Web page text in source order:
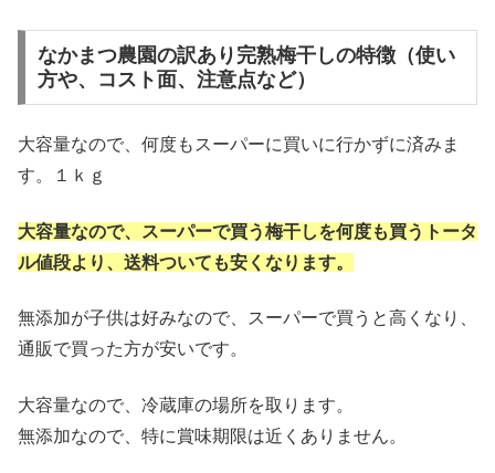
なかまつ農園の訳あり完熟梅干しの特徴（使い
方や、コスト面、注意点など）
大容量なので、何度もスーパーに買いに行かずに済みま
す。１ｋｇ
大容量なので、スーパーで買う梅干しを何度も買うトータ
ル値段より、送料ついても安くなります。
無添加が子供は好みなので、スーパーで買うと高くなり、
通販で買った方が安いです。
大容量なので、冷蔵庫の場所を取ります。
無添加なので、特に賞味期限は近くありません。